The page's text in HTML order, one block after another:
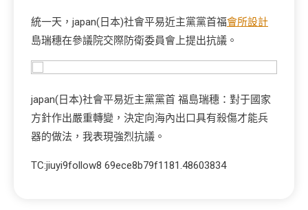
統一天，japan(日本)社會平易近主黨黨首福會所設計
島瑞穗在參議院交際防衛委員會上提出抗議。
japan(日本)社會平易近主黨黨首 福島瑞穗：對于國家
方針作出嚴重轉變，決定向海內出口具有殺傷才能兵
器的做法，我表現強烈抗議。
TC:jiuyi9follow8 69ece8b79f1181.48603834